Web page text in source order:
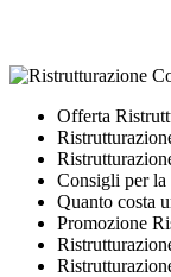
Offerta
Consigli per la
Quanto costa
Promozione